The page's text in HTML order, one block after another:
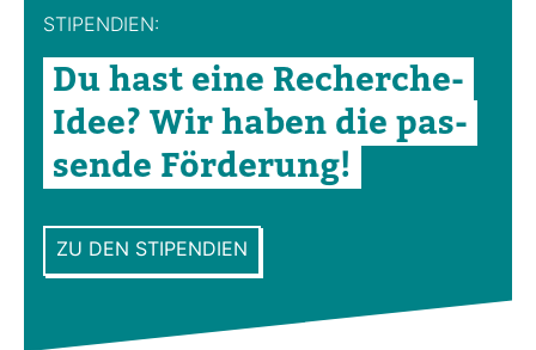
STI­PEN­DIEN:
Du hast eine Recherche-​
Idee? Wir haben die pas­
sende För­de­rung!
ZU DEN STIPENDIEN